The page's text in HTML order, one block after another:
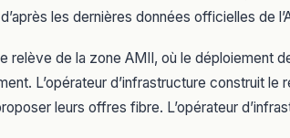
d’après les dernières données officielles de
relève de la zone AMII, où le déploiement
L’opérateur d’infrastructure construit
leurs offres fibre. L’opérateur